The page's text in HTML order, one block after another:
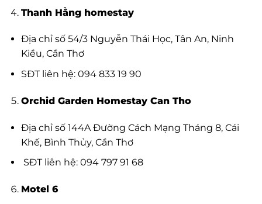
Thanh Hằng homestay
Địa chỉ số 54/3 Nguyễn Thái Học, Tân An, Ninh
Kiều, Cần Thơ
SĐT liên hệ: 094 833 19 90
Orchid Garden Homestay Can Tho
Địa chỉ số 144A Đường Cách Mạng Tháng 8, Cái
Khế, Bình Thủy, Cần Thơ
SĐT liên hệ: 094 797 91 68
Motel 6